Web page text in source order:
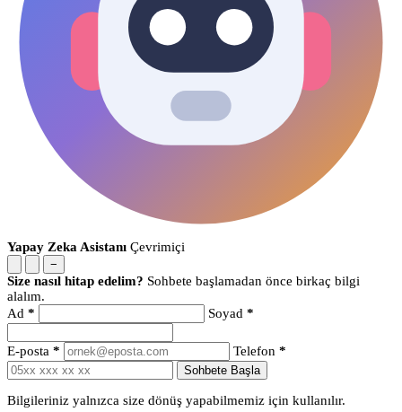
Yapay Zeka Asistanı Çevrimiçi
−
Size nasıl hitap edelim? Sohbete başlamadan önce birkaç bilgi
alalım.
Ad * Soyad *
E-posta * Telefon *
Sohbete Başla
Bilgileriniz yalnızca size dönüş yapabilmemiz için kullanılır.